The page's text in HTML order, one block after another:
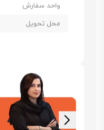
واحد سفارش
محل تحویل